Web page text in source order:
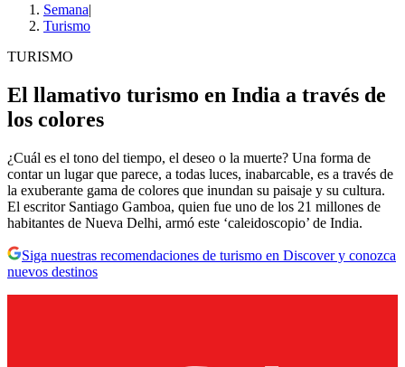
Semana|
Turismo
TURISMO
El llamativo turismo en India a través de
los colores
¿Cuál es el tono del tiempo, el deseo o la muerte? Una forma de
contar un lugar que parece, a todas luces, inabarcable, es a través de
la exuberante gama de colores que inundan su paisaje y su cultura.
El escritor Santiago Gamboa, quien fue uno de los 21 millones de
habitantes de Nueva Delhi, armó este ‘caleidoscopio’ de India.
Siga nuestras recomendaciones de turismo en Discover y conozca
nuevos destinos